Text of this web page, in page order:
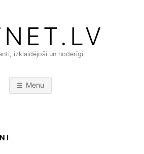
izklaidējoši un noderīgi
Menu